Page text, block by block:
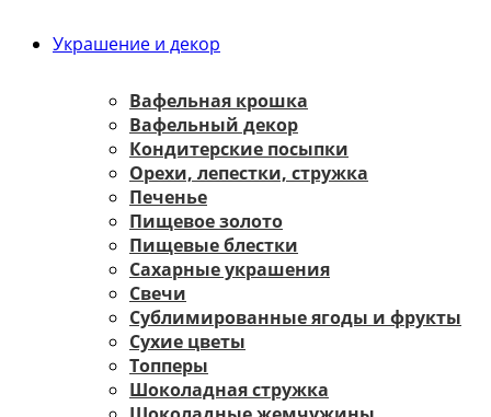
Украшение и декор
Вафельная крошка
Вафельный декор
Кондитерские посыпки
Орехи, лепестки, стружка
Печенье
Пищевое золото
Пищевые блестки
Сахарные украшения
Свечи
Сублимированные ягоды и фрукты
Сухие цветы
Топперы
Шоколадная стружка